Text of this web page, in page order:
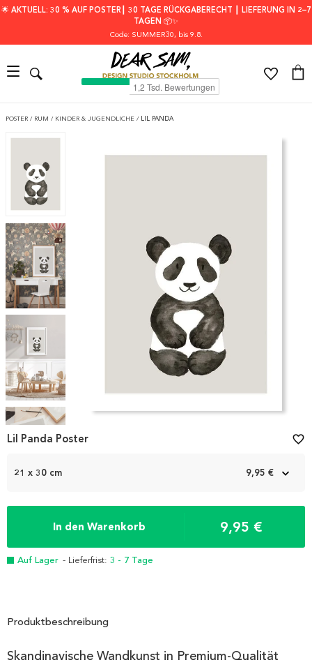
🌟 AKTUELL: 30 % AUF POSTER┃ 30 TAGE RÜCKGABERECHT ┃ LIEFERUNG IN 2–7
TAGEN 📦✨
Code: SUMMER30, bis 9.8.
POSTER / RUM / KINDER & JUGENDLICHE / LIL PANDA
Item
1
21 x 30 cm 9,95 €
In den Warenkorb 9,95 €
Auf Lager - Lieferfrist: 3 - 7 Tage
Lil Panda Poster favorite_border
Produktbeschreibung
Skandinavische Wandkunst in Premium-Qualität